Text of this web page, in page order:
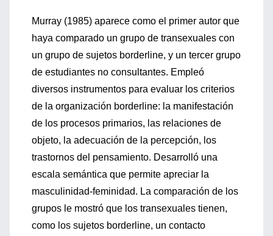
Murray (1985) aparece como el primer autor que
haya comparado un grupo de transexuales con
un grupo de sujetos borderline, y un tercer grupo
de estudiantes no consultantes. Empleó
diversos instrumentos para evaluar los criterios
de la organización borderline: la manifestación
de los procesos primarios, las relaciones de
objeto, la adecuación de la percepción, los
trastornos del pensamiento. Desarrolló una
escala semántica que permite apreciar la
masculinidad-feminidad. La comparación de los
grupos le mostró que los transexuales tienen,
como los sujetos borderline, un contacto